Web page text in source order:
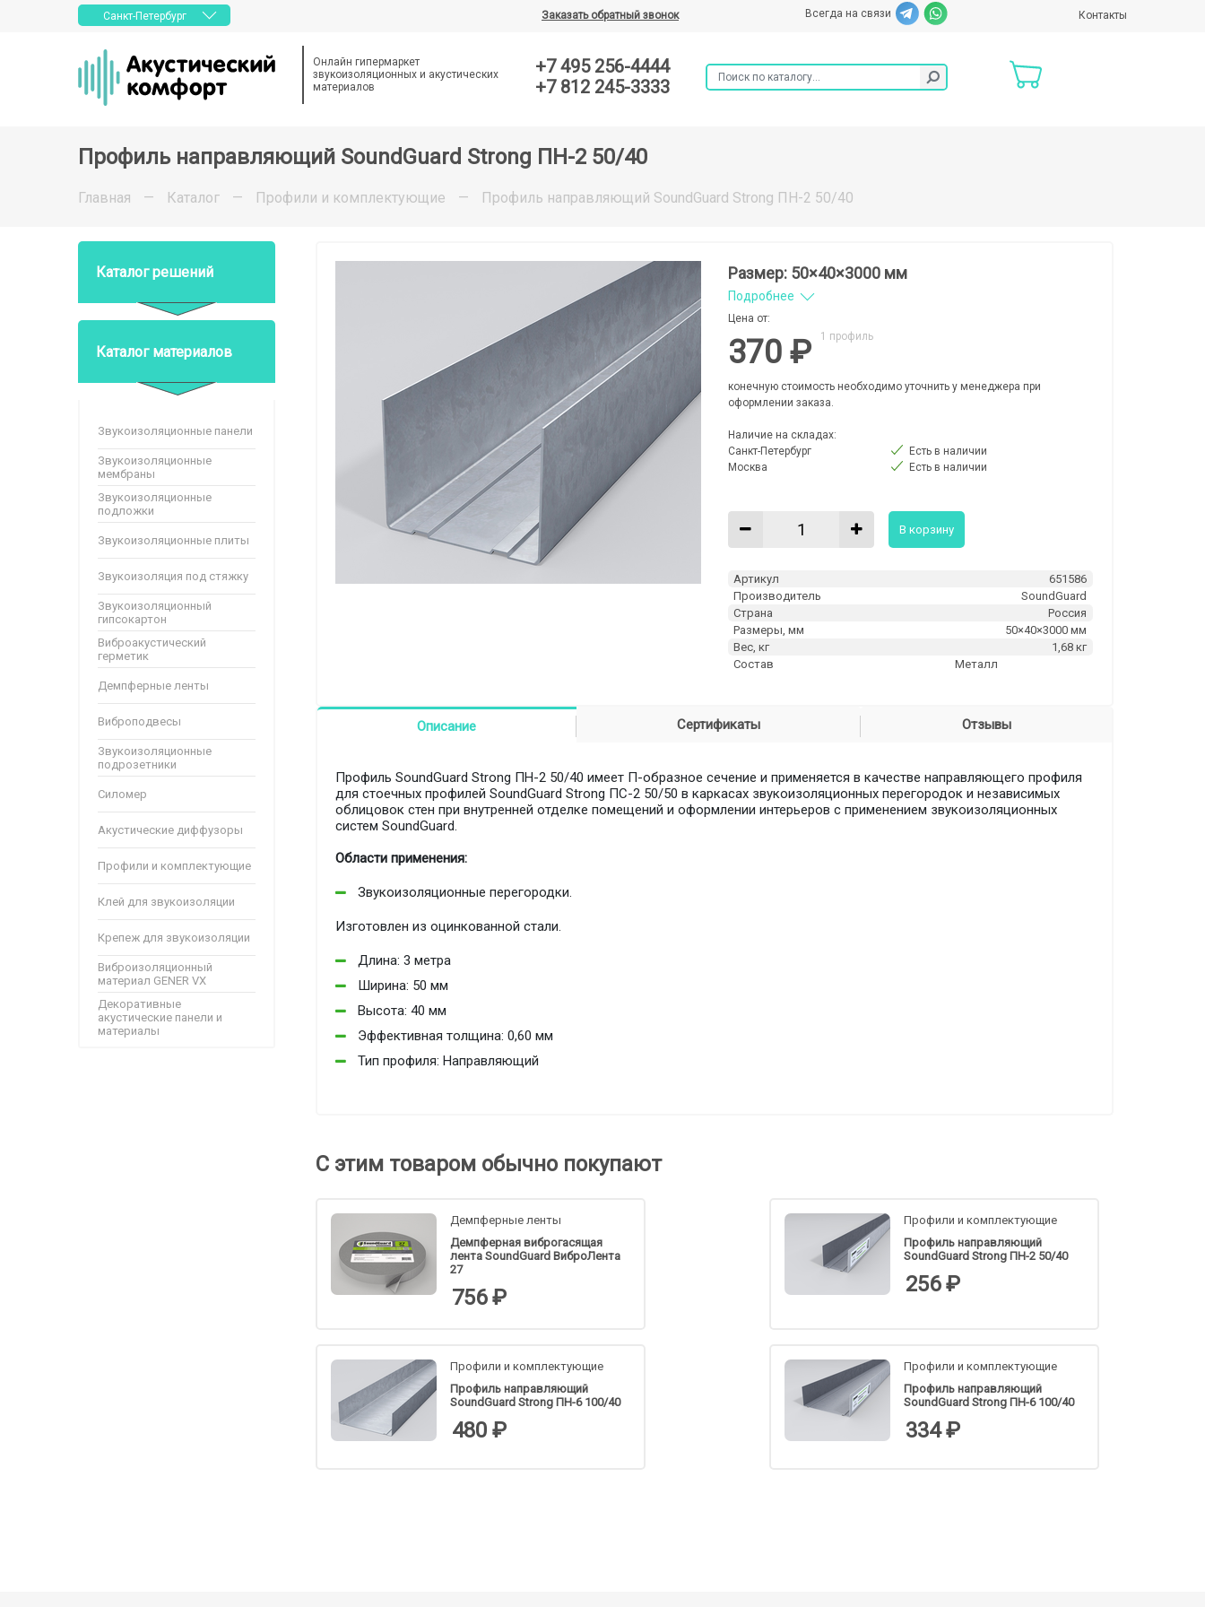
Санкт-Петербург Заказать обратный звонок Всегда на связи Контакты
Онлайн гипермаркет
звукоизоляционных и акустических
материалов
+7 495 256-4444
+7 812 245-3333
Профиль направляющий SoundGuard Strong ПН-2 50/40
Главная — Каталог — Профили и комплектующие — Профиль направляющий SoundGuard Strong ПН-2 50/40
Каталог решений
Каталог материалов
Звукоизоляционные панели
Звукоизоляционные
мембраны
Звукоизоляционные
подложки
Звукоизоляционные плиты
Звукоизоляция под стяжку
Звукоизоляционный
гипсокартон
Виброакустический
герметик
Демпферные ленты
Виброподвесы
Звукоизоляционные
подрозетники
Силомер
Акустические диффузоры
Профили и комплектующие
Клей для звукоизоляции
Крепеж для звукоизоляции
Виброизоляционный
материал GENER VX
Декоративные
акустические панели и
материалы
Размер: 50×40×3000 мм
Подробнее
Цена от:
370 ₽ 1 профиль
конечную стоимость необходимо уточнить у менеджера при
оформлении заказа.
Наличие на складах:
Санкт-Петербург
Есть в наличии
Москва
Есть в наличии
В корзину
Артикул
651586
Производитель
SoundGuard
Страна
Россия
Размеры, мм
50×40×3000 мм
Вес, кг
1,68 кг
Состав
Металл
Описание Сертификаты Отзывы
Профиль SoundGuard Strong ПН-2 50/40 имеет П-образное сечение и применяется в качестве направляющего профиля
для стоечных профилей SoundGuard Strong ПС-2 50/50 в каркасах звукоизоляционных перегородок и независимых
облицовок стен при внутренней отделке помещений и оформлении интерьеров с применением звукоизоляционных
систем SoundGuard.
Области применения:
Звукоизоляционные перегородки.
Изготовлен из оцинкованной стали.
Длина: 3 метра
Ширина: 50 мм
Высота: 40 мм
Эффективная толщина: 0,60 мм
Тип профиля: Направляющий
С этим товаром обычно покупают
Демпферные ленты
Демпферная виброгасящая
лента SoundGuard ВиброЛента
27
756 ₽
Профили и комплектующие
Профиль направляющий
SoundGuard Strong ПН-2 50/40
256 ₽
Профили и комплектующие
Профиль направляющий
SoundGuard Strong ПН-6 100/40
480 ₽
Профили и комплектующие
Профиль направляющий
SoundGuard Strong ПН-6 100/40
334 ₽